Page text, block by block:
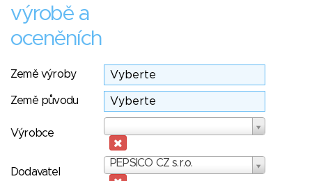
výrobě a
oceněních
Země výroby
Země původu
Výrobce
Dodavatel
PEPSICO CZ s.r.o.
Dodavatel